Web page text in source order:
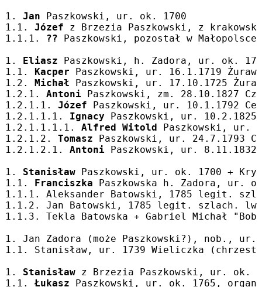
1. Jan Paszkowski, ur. ok. 1700
1.1. Józef z Brzezia Paszkowski, z
1.1.1. ?? Paszkowski, pozostał w
1. Eliasz Paszkowski, h. Zadora, ur. ok.
1.1. Kacper Paszkowski, ur. 16.1.1719
1.2. Michał Paszkowski, ur. 17.10.1725
1.2.1. Antoni Paszkowski, zm. 28.10.1827
1.2.1.1. Józef Paszkowski, ur. 10.1.1792
1.2.1.1.1. Ignacy Paszkowski, ur.
1.2.1.1.1.1. Alfred Witold Paszkowski, ur.
1.2.1.2. Tomasz Paszkowski, ur. 24.7.1793
1.2.1.2.1. Antoni Paszkowski, ur. 8.11.1832
1. Stanisław Paszkowski, ur. ok. 1700 +
1.1. Franciszka Paszkowska h. Zadora, ur.
1.1.1. Aleksander Batowski, 1785 legit.
1.1.2. Jan Batowski, 1785 legit. szlach.
1.1.3. Tekla Batowska + Gabriel Michał
1. Jan Zadora (może Paszkowski?), nob., ur.
1.1. Stanisław, ur. 1739 Wieliczka
1. Stanisław z Brzezia Paszkowski, ur. ok.
1.1. Łukasz Paszkowski, ur. ok. 1765,